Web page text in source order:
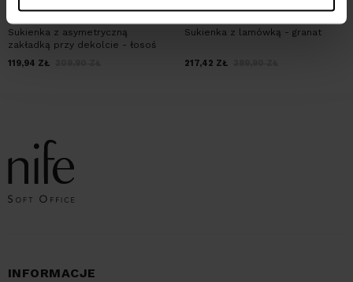
Sukienka z asymetryczną
zakładką przy dekolcie - łosoś
119,94 ZŁ
Sukienka z lamówką - granat
217,42 ZŁ
INFORMACJE